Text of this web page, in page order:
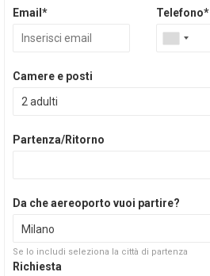
Email* Telefono*
Camere e posti
2 adulti
Partenza/Ritorno
Da che aereoporto vuoi partire?
Milano
Se lo includi seleziona la città di partenza
Richiesta